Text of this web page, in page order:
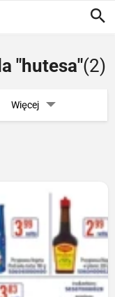
"hutesa"(2)
Więcej